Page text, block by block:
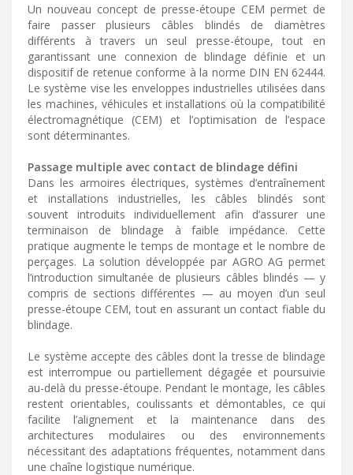
Un nouveau concept de presse-étoupe CEM permet de
faire passer plusieurs câbles blindés de diamètres
différents à travers un seul presse-étoupe, tout en
garantissant une connexion de blindage définie et un
dispositif de retenue conforme à la norme DIN EN 62444.
Le système vise les enveloppes industrielles utilisées dans
les machines, véhicules et installations où la compatibilité
électromagnétique (CEM) et l’optimisation de l’espace
sont déterminantes.
Passage multiple avec contact de blindage défini
Dans les armoires électriques, systèmes d’entraînement
et installations industrielles, les câbles blindés sont
souvent introduits individuellement afin d’assurer une
terminaison de blindage à faible impédance. Cette
pratique augmente le temps de montage et le nombre de
perçages. La solution développée par AGRO AG permet
l’introduction simultanée de plusieurs câbles blindés — y
compris de sections différentes — au moyen d’un seul
presse-étoupe CEM, tout en assurant un contact fiable du
blindage.
Le système accepte des câbles dont la tresse de blindage
est interrompue ou partiellement dégagée et poursuivie
au-delà du presse-étoupe. Pendant le montage, les câbles
restent orientables, coulissants et démontables, ce qui
facilite l’alignement et la maintenance dans des
architectures modulaires ou des environnements
nécessitant des adaptations fréquentes, notamment dans
une chaîne logistique numérique.